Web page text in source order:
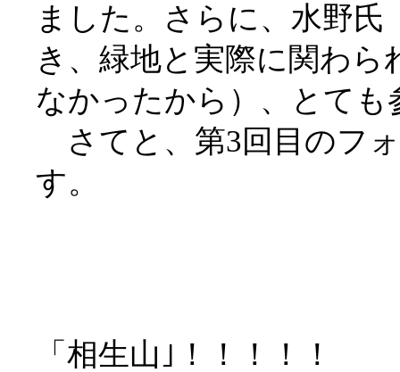
ました。さらに、水野
き、緑地と実際に関わ
なかったから）、とて
さてと、第3回目のフ
「相生山｣！！！！！